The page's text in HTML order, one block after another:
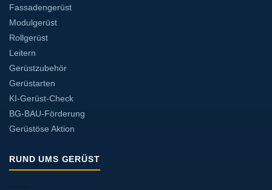
Fassadengerüst
Modulgerüst
Rollgerüst
Leitern
Gerüstzubehör
Gerüstarten
KI-Gerüst-Check
BG-BAU-Förderung
Gerüstöse Aktion
RUND UMS GERÜST